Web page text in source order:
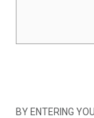
BY ENTERING